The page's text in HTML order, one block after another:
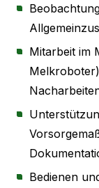
Mitarbeit im
Bedienen